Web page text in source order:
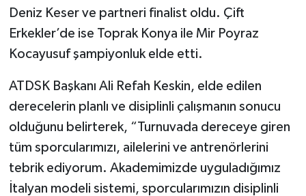
Deniz Keser ve partneri finalist oldu. Çift
Erkekler’de ise Toprak Konya ile Mir Poyraz
Kocayusuf şampiyonluk elde etti.
ATDSK Başkanı Ali Refah Keskin, elde edilen
derecelerin planlı ve disiplinli çalışmanın sonucu
olduğunu belirterek, “Turnuvada dereceye giren
tüm sporcularımızı, ailelerini ve antrenörlerini
tebrik ediyorum. Akademimizde uyguladığımız
İtalyan modeli sistemi, sporcularımızın disiplinli